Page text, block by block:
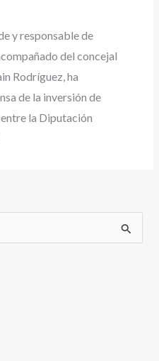
y responsable de
del concejal
Rodríguez, ha
de la inversión de
la Diputación